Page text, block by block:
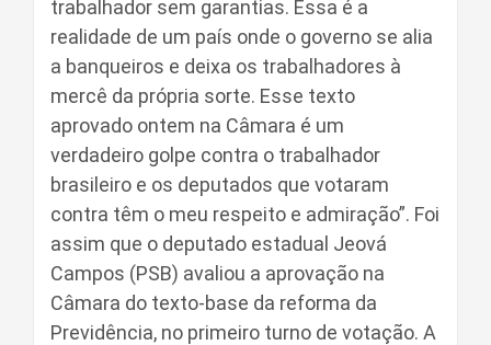
trabalhador sem garantias. Essa é a
realidade de um país onde o governo se alia
a banqueiros e deixa os trabalhadores à
mercê da própria sorte. Esse texto
aprovado ontem na Câmara é um
verdadeiro golpe contra o trabalhador
brasileiro e os deputados que votaram
contra têm o meu respeito e admiração”. Foi
assim que o deputado estadual Jeová
Campos (PSB) avaliou a aprovação na
Câmara do texto-base da reforma da
Previdência, no primeiro turno de votação. A